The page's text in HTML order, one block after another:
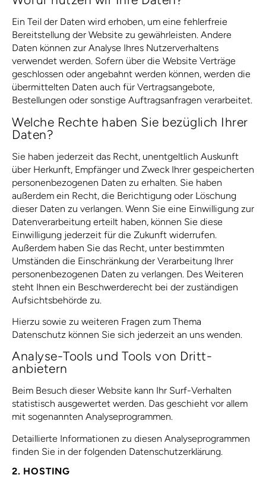
Ein Teil der Daten wird erhoben, um eine fehlerfreie
Bereitstellung der Website zu gewährleisten. Andere
Daten können zur Analyse Ihres Nutzerverhaltens
verwendet werden. Sofern über die Website Verträge
geschlossen oder angebahnt werden können, werden die
übermittelten Daten auch für Vertragsangebote,
Bestellungen oder sonstige Auftragsanfragen verarbeitet.
Welche Rechte haben Sie bezüglich Ihrer
Daten?
Sie haben jederzeit das Recht, unentgeltlich Auskunft
über Herkunft, Empfänger und Zweck Ihrer gespeicherten
personenbezogenen Daten zu erhalten. Sie haben
außerdem ein Recht, die Berichtigung oder Löschung
dieser Daten zu verlangen. Wenn Sie eine Einwilligung zur
Datenverarbeitung erteilt haben, können Sie diese
Einwilligung jederzeit für die Zukunft widerrufen.
Außerdem haben Sie das Recht, unter bestimmten
Umständen die Einschränkung der Verarbeitung Ihrer
personenbezogenen Daten zu verlangen. Des Weiteren
steht Ihnen ein Beschwerderecht bei der zuständigen
Aufsichtsbehörde zu.
Hierzu sowie zu weiteren Fragen zum Thema
Datenschutz können Sie sich jederzeit an uns wenden.
Analyse-Tools und Tools von Dritt­
anbietern
Beim Besuch dieser Website kann Ihr Surf-Verhalten
statistisch ausgewertet werden. Das geschieht vor allem
mit sogenannten Analyseprogrammen.
Detaillierte Informationen zu diesen Analyseprogrammen
finden Sie in der folgenden Datenschutzerklärung.
2. HOSTING